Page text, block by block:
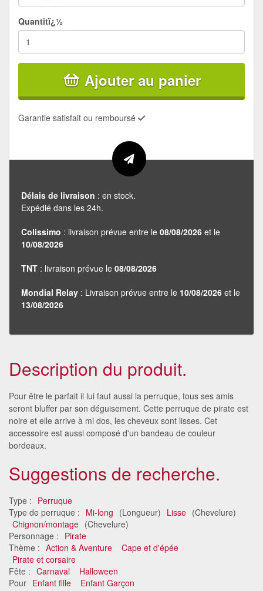
Quantitï¿½
Ajouter au panier
Garantie satisfait ou remboursé
Délais de livraison : en stock.
Expédié dans les 24h.
Colissimo : livraison prévue entre le 08/08/2026 et le
10/08/2026
TNT : livraison prévue le 08/08/2026
Mondial Relay : Livraison prévue entre le 10/08/2026 et le
13/08/2026
Description du produit.
Pour être le parfait il lui faut aussi la perruque, tous ses amis
seront bluffer par son déguisement. Cette perruque de pirate est
noire et elle arrive à mi dos, les cheveux sont lisses. Cet
accessoire est aussi composé d'un bandeau de couleur
bordeaux.
Suggestions de recherche.
Type : Perruque
Type de perruque : Mi-long (Longueur) Lisse (Chevelure)
Chignon/montage (Chevelure)
Personnage : Pirate
Thème : Action & Aventure
Cape et d'épée
Pirate et corsaire
Fête : Carnaval
Halloween
Pour Enfant fille Enfant Garçon